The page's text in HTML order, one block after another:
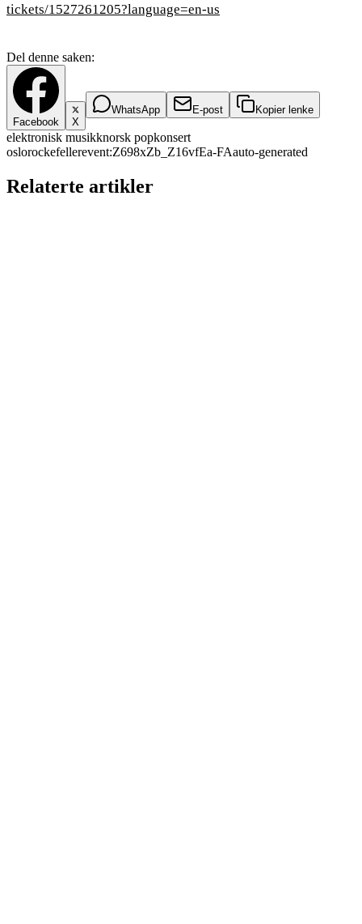
tickets/1527261205?language=en-us
Del denne saken:
Facebook X
WhatsApp E-post Kopier lenke
elektronisk musikknorsk popkonsert
oslorockefellerevent:Z698xZb_Z16vfEa-FAauto-generated
Relaterte artikler